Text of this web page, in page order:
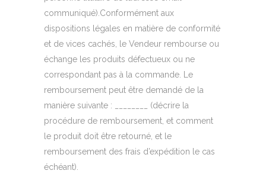
communiqué).Conformément aux
dispositions légales en matière de conformité
et de vices cachés, le Vendeur rembourse ou
échange les produits défectueux ou ne
correspondant pas à la commande. Le
remboursement peut être demandé de la
manière suivante : ________ (décrire la
procédure de remboursement, et comment
le produit doit être retourné, et le
remboursement des frais d’expédition le cas
échéant).